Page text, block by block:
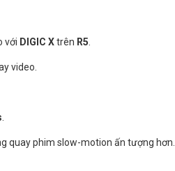
với DIGIC Xtrên R5.
video.
.
quay phim slow-motion ấn tượng hơn.